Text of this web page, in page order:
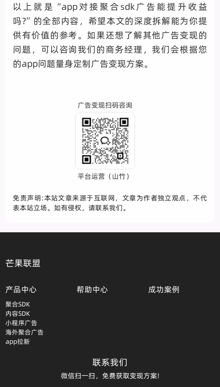
以上就是“app对接聚合sdk广告能提升收益
吗?”的全部内容，希望本文的深度拆解能为你提
供有价值的参考。如果还想了解其他广告变现的
问题，可以咨询我们的商务经理，我们会根据您
的app问题量身定制广告变现方案。
广告变现扫码咨询
平台运营（山竹）
免责声明:本站文章来源于互联网，文章为作者独立观点，不代
表本站立场。如有侵权，请联系我们。
芒果联盟
产品中心
聚合SDK
内容SDK
小程序广告
海外聚合广告
app拉新
帮助中心 成功案例
联系我们
微信扫一扫，免费获取变现方案!